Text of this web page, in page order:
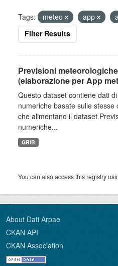
Tags: meteo app
Filter Results
Previsioni
(elaborazione per App
Questo dataset contiene dati
numeriche basate sulle
che alimentano il dataset
numeriche...
GRIB
You can also access this registry
About Dati Arpae
CKAN API
CKAN Association